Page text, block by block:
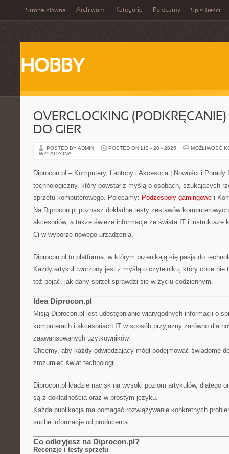
Strona główna Archiwum Kategorie Polecamy Spis Treści
HOBBY
OVERCLOCKING
DO GIER
POSTED BY ADMIN POSTED ON LIS - 20 - 2025
MOŻLIWOŚĆ
WYŁĄCZONA
Diprocon.pl – Komputery, Laptopy i Akcesoria | Nowości i Porady
technologiczny, który powstał z myślą o osobach, szukających
sprzętu komputerowego. Polecamy: Podzespoły gamingowe i
Na Diprocon.pl poznasz dokładne testy zestawów
akcesoriów, a także świeże informacje ze świata IT i instruktaże
Ci w wyborze nowego urządzenia.
Diprocon.pl to platforma, w którym przenikają się pasja do
Każdy artykuł tworzony jest z myślą o czytelniku, który chce nie
też pojąć, jak dany sprzęt sprawdzi się w życiu codziennym.
Idea Diprocon.pl
Misją Diprocon.pl jest udostępnianie wiarygodnych informacji o
komputerach i akcesoriach IT w sposób przyjazny zarówno dla
zaawansowanych użytkowników.
Chcemy, aby każdy odwiedzający mógł podejmować świadome
zrozumieć świat technologii.
Diprocon.pl kładzie nacisk na wysoki poziom artykułów, dlatego
są z dokładnością oraz w prostym języku.
Każda publikacja ma pomagać rozwiązywanie konkretnych
suche informacje od producenta.
Co odkryjesz na Diprocon.pl?
Recenzje i testy sprzętu